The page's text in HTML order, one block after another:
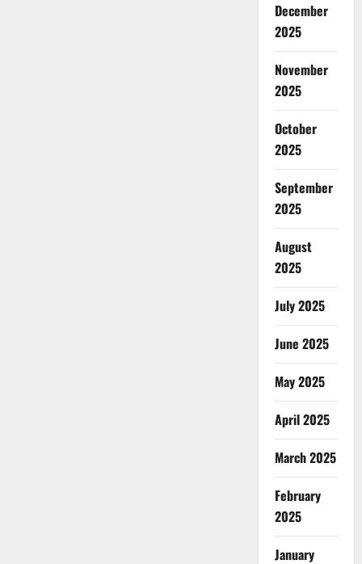
December
2025
November
2025
October
2025
September
2025
August
2025
July 2025
June 2025
May 2025
April 2025
March 2025
February
2025
January